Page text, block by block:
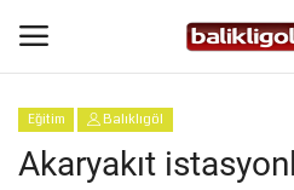
Giriş Yap
Eğitim Balıklıgöl
Akaryakıt